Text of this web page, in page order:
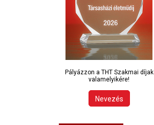
Pályázzon a THT Szakmai díjak
valamelyikére!
Nevezés